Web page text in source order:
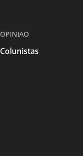
OPINIAO
Colunistas